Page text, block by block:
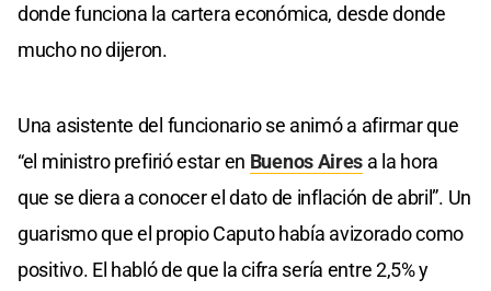
donde funciona la cartera económica, desde donde
mucho no dijeron.
Una asistente del funcionario se animó a afirmar que
“el ministro prefirió estar en Buenos Aires a la hora
que se diera a conocer el dato de inflación de abril”. Un
guarismo que el propio Caputo había avizorado como
positivo. El habló de que la cifra sería entre 2,5% y